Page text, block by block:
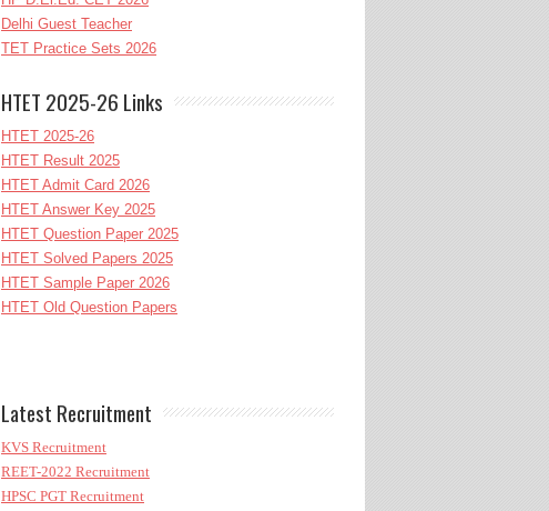
Delhi Guest Teacher
TET Practice Sets 2026
HTET 2025-26 Links
HTET 2025-26
HTET Result 2025
HTET Admit Card 2026
HTET Answer Key 2025
HTET Question Paper 2025
HTET Solved Papers 2025
HTET Sample Paper 2026
HTET Old Question Papers
Latest Recruitment
KVS Recruitment
REET-2022 Recruitment
HPSC PGT Recruitment